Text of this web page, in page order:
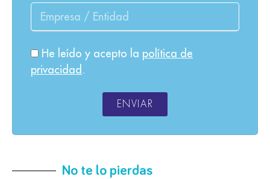
He leído y acepto la política de
privacidad .
ENVIAR
No te lo pierdas